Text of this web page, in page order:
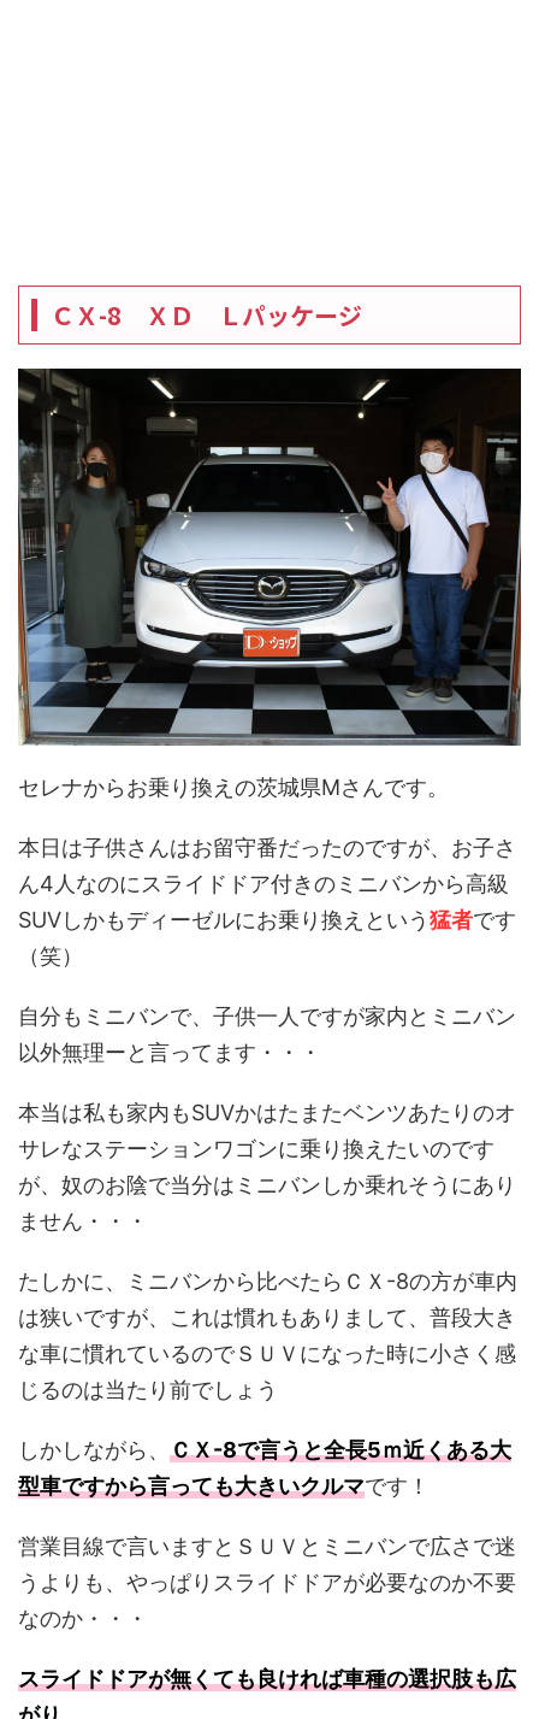
ＣＸ-8 ＸＤ Ｌパッケージ
セレナからお乗り換えの茨城県Mさんです。
本日は子供さんはお留守番だったのですが、お子さ
ん4人なのにスライドドア付きのミニバンから高級
SUVしかもディーゼルにお乗り換えという猛者です
（笑）
自分もミニバンで、子供一人ですが家内とミニバン
以外無理ーと言ってます・・・
本当は私も家内もSUVかはたまたベンツあたりのオ
サレなステーションワゴンに乗り換えたいのです
が、奴のお陰で当分はミニバンしか乗れそうにあり
ません・・・
たしかに、ミニバンから比べたらＣＸ-8の方が車内
は狭いですが、これは慣れもありまして、普段大き
な車に慣れているのでＳＵＶになった時に小さく感
じるのは当たり前でしょう
しかしながら、 ＣＸ-8で言うと全長5ｍ近くある大
型車ですから言っても大きいクルマです！
営業目線で言いますとＳＵＶとミニバンで広さで迷
うよりも、やっぱりスライドドアが必要なのか不要
なのか・・・
スライドドアが無くても良ければ車種の選択肢も広